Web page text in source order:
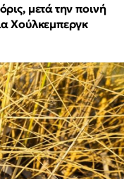
μετά την ποινή
Χούλκεμπεργκ